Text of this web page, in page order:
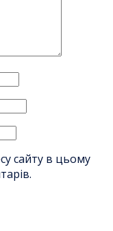
сайту в цьому